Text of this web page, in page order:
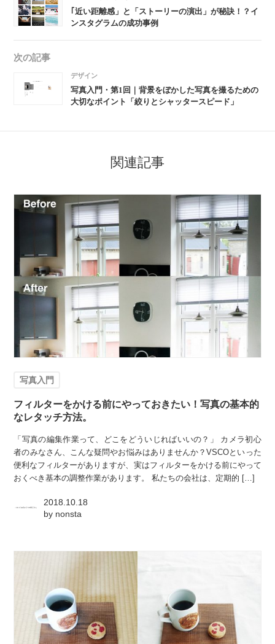
｢近い距離感」と「ストーリーの演出」が秘訣！？イ
ンスタグラムの成功事例
次の記事
デザイン
写真入門・第1回｜背景をぼかした写真を撮るための
大切なポイント「絞りとシャッタースピード」
関連記事
写真入門
フィルターをかける前にやっておきたい！写真の基本的
なレタッチ方法。
「写真の編集作業って、どこをどういじればいいの？」 カメラ初心
者のみなさん、こんな疑問やお悩みはありませんか？VSCOといった
便利なフィルターがありますが、実はフィルターをかける前にやって
おくべき基本の調整作業があります。 私たちの会社は、定期的 […]
2018.10.18
by nonsta